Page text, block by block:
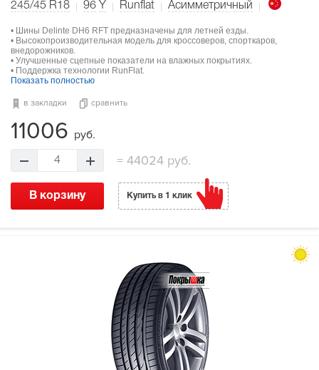
245/45 R18 96 Y Runflat Асимметричный
• Шины Delinte DH6 RFT предназначены для летней езды.
• Высокопроизводительная модель для кроссоверов, спорткаров,
внедорожников.
• Улучшенные сцепные показатели на влажных покрытиях.
• Поддержка технологии RunFlat.
Показать полностью
в закладки сравнить
11006 руб.
4 =44024 руб.
В корзину Купить в 1 клик